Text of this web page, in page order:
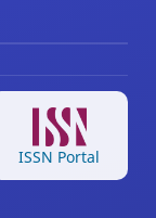
ISSN Portal